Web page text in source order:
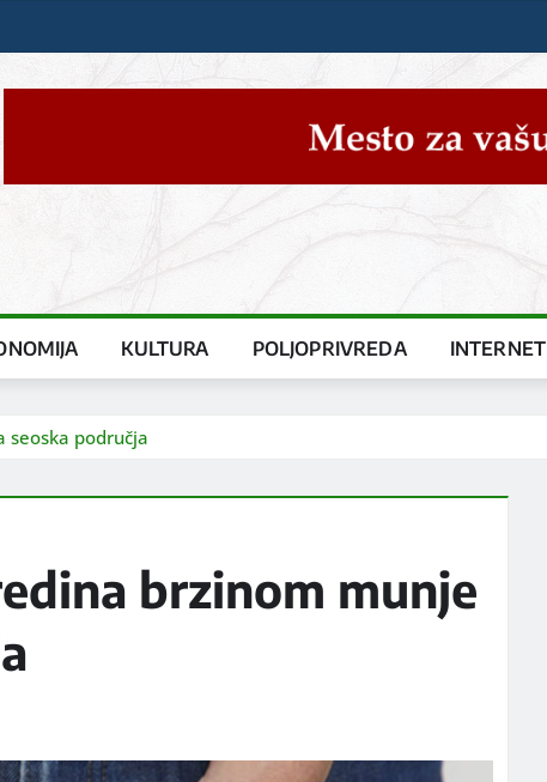
KULTURA POLJOPRIVREDA INTERNET
seoska područja
brzinom munje